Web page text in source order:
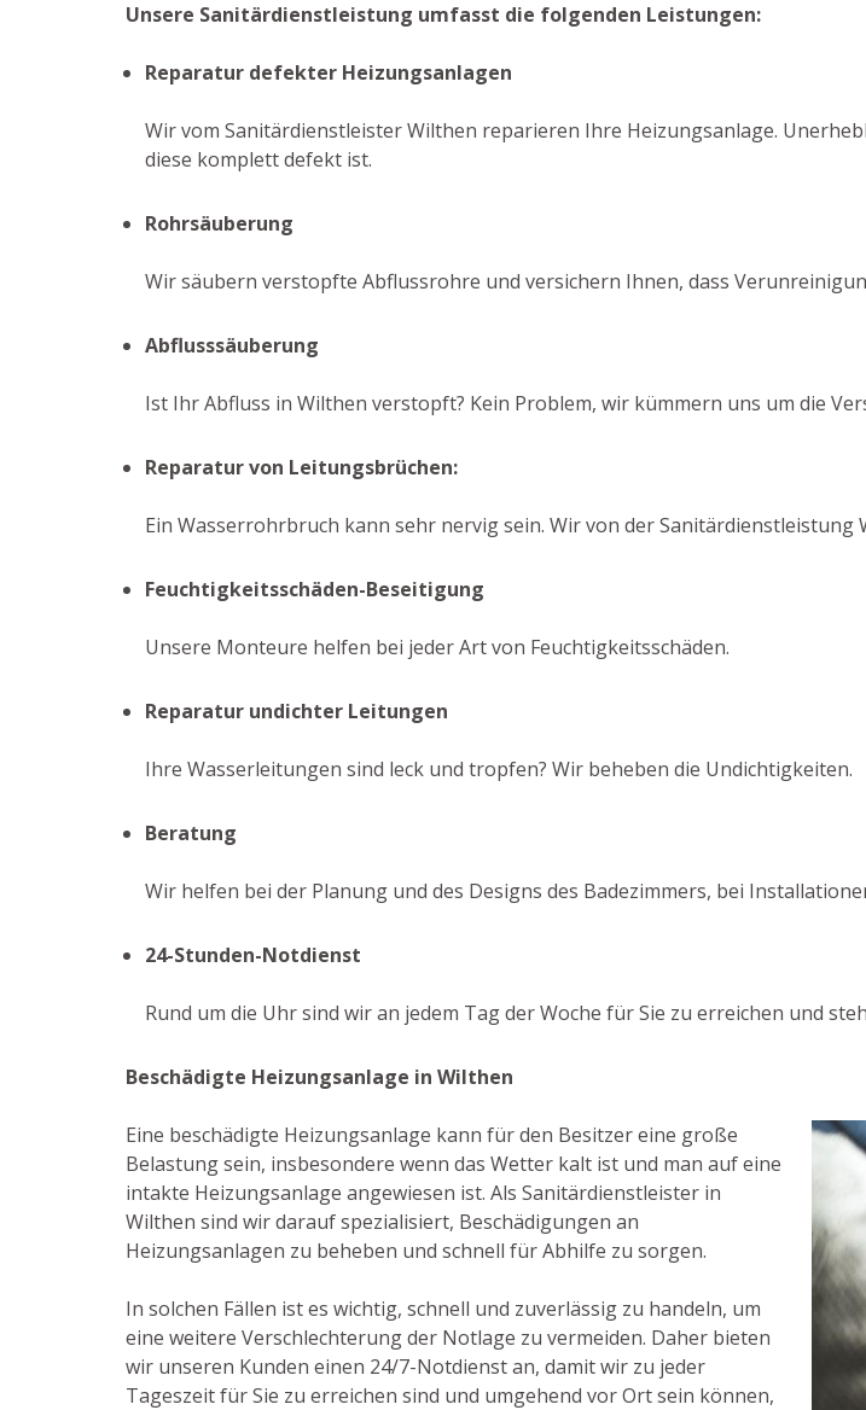
Unsere Sanitärdienstleistung umfasst die folgenden Leistungen:
Reparatur defekter Heizungsanlagen
Wir vom Sanitärdienstleister Wilthen reparieren Ihre Heizungsanlage.
diese komplett defekt ist.
Rohrsäuberung
Wir säubern verstopfte Abflussrohre und versichern Ihnen, dass
Abflusssäuberung
Ist Ihr Abfluss in Wilthen verstopft? Kein Problem, wir kümmern uns um die
Reparatur von Leitungsbrüchen:
Ein Wasserrohrbruch kann sehr nervig sein. Wir von der
Feuchtigkeitsschäden-Beseitigung
Unsere Monteure helfen bei jeder Art von Feuchtigkeitsschäden.
Reparatur undichter Leitungen
Ihre Wasserleitungen sind leck und tropfen? Wir beheben die Undichtigkeiten.
Beratung
Wir helfen bei der Planung und des Designs des Badezimmers, bei
24-Stunden-Notdienst
Rund um die Uhr sind wir an jedem Tag der Woche für Sie zu erreichen und
Beschädigte Heizungsanlage in Wilthen
Eine beschädigte Heizungsanlage kann für den Besitzer eine große
Belastung sein, insbesondere wenn das Wetter kalt ist und man auf eine
intakte Heizungsanlage angewiesen ist. Als Sanitärdienstleister in
Wilthen sind wir darauf spezialisiert, Beschädigungen an
Heizungsanlagen zu beheben und schnell für Abhilfe zu sorgen.
In solchen Fällen ist es wichtig, schnell und zuverlässig zu handeln, um
eine weitere Verschlechterung der Notlage zu vermeiden. Daher bieten
wir unseren Kunden einen 24/7-Notdienst an, damit wir zu jeder
Tageszeit für Sie zu erreichen sind und umgehend vor Ort sein können,